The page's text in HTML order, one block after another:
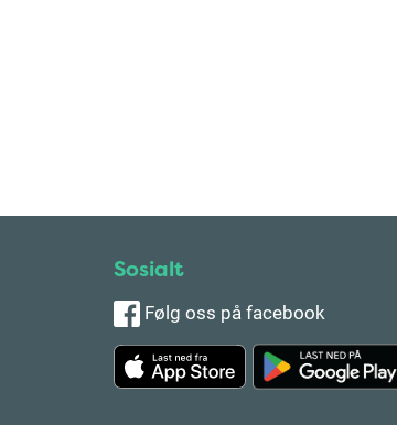
Sosialt
Følg oss på facebook